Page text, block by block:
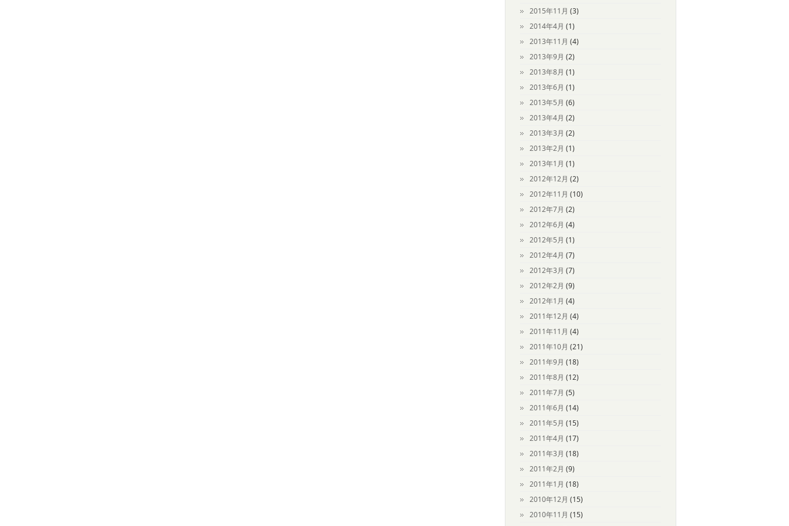
2015年11月 (3)
2014年4月 (1)
2013年11月 (4)
2013年9月 (2)
2013年8月 (1)
2013年6月 (1)
2013年5月 (6)
2013年4月 (2)
2013年3月 (2)
2013年2月 (1)
2013年1月 (1)
2012年12月 (2)
2012年11月 (10)
2012年7月 (2)
2012年6月 (4)
2012年5月 (1)
2012年4月 (7)
2012年3月 (7)
2012年2月 (9)
2012年1月 (4)
2011年12月 (4)
2011年11月 (4)
2011年10月 (21)
2011年9月 (18)
2011年8月 (12)
2011年7月 (5)
2011年6月 (14)
2011年5月 (15)
2011年4月 (17)
2011年3月 (18)
2011年2月 (9)
2011年1月 (18)
2010年12月 (15)
2010年11月 (15)